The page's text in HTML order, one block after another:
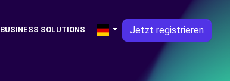
BUSINESS SOLUTIONS Jetzt registrieren